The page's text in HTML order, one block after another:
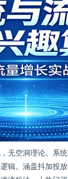
无空洞理论。系
辑。涵盖抖加投